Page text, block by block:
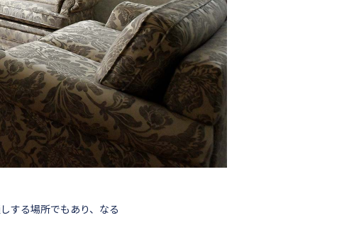
する場所でもあり、なる